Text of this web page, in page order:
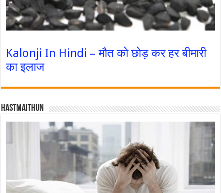
Kalonji In Hindi – मौत को छोड़ कर हर बीमारी
का इलाज
Hastmaithun